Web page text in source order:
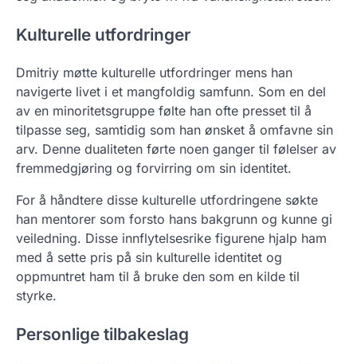
Kulturelle utfordringer
Dmitriy møtte kulturelle utfordringer mens han
navigerte livet i et mangfoldig samfunn. Som en del
av en minoritetsgruppe følte han ofte presset til å
tilpasse seg, samtidig som han ønsket å omfavne sin
arv. Denne dualiteten førte noen ganger til følelser av
fremmedgjøring og forvirring om sin identitet.
For å håndtere disse kulturelle utfordringene søkte
han mentorer som forsto hans bakgrunn og kunne gi
veiledning. Disse innflytelsesrike figurene hjalp ham
med å sette pris på sin kulturelle identitet og
oppmuntret ham til å bruke den som en kilde til
styrke.
Personlige tilbakeslag